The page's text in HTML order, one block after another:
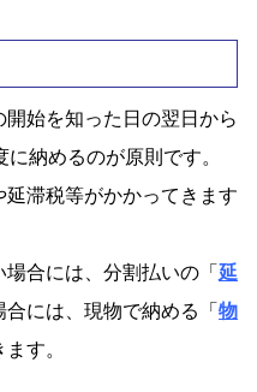
始を知った日の翌日から
納めるのが原則です。
滞税等がかかってきます
合には、分割払いの「 延
には、現物で納める「 物
す。